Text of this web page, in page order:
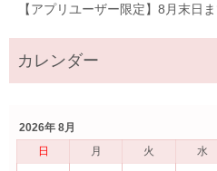
【アプリユーザー限定】8月末日
2026年 8月
日
月 火 水